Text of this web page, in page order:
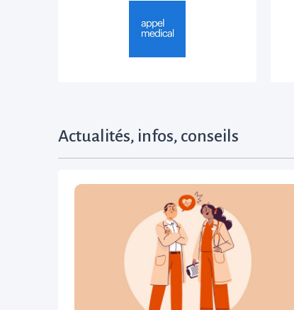
Actualités, infos, conseils